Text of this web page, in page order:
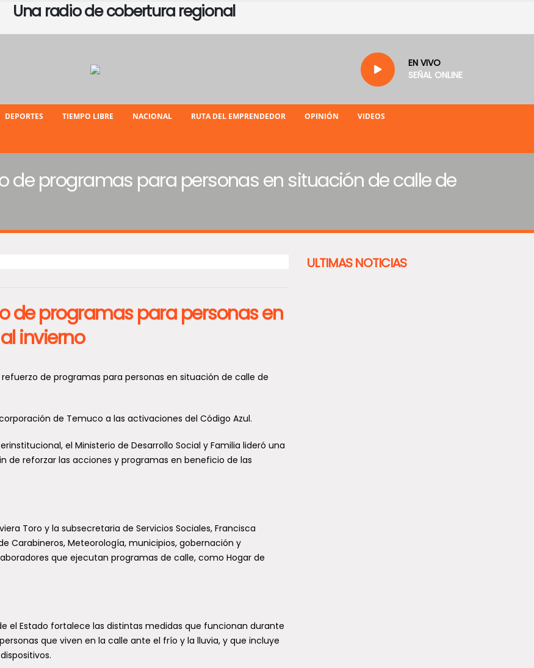
Una radio de cobertura regional
EN VIVO
SEÑAL ONLINE
DEPORTES TIEMPO LIBRE NACIONAL RUTA DEL EMPRENDEDOR OPINIÓN VIDEOS
de programas para personas en situación de calle de
de programas para personas en
invierno
de programas para personas en situación de calle de
de Temuco a las activaciones del Código Azul.
el Ministerio de Desarrollo Social y Familia lideró una
de reforzar las acciones y programas en beneficio de las
Toro y la subsecretaria de Servicios Sociales, Francisca
Carabineros, Meteorología, municipios, gobernación y
que ejecutan programas de calle, como Hogar de
el Estado fortalece las distintas medidas que funcionan durante
que viven en la calle ante el frío y la lluvia, y que incluye
ULTIMAS NOTICIAS